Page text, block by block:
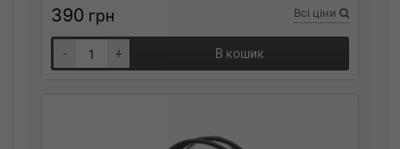
390 грн Всі ціни
- + В кошик